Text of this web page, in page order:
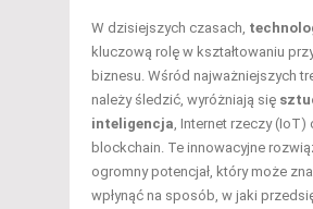
W dzisiejszych czasach,
kluczową rolę w kształtowaniu
biznesu. Wśród najważniejszych
należy śledzić, wyróżniają się
inteligencja , Internet rzeczy (IoT)
blockchain. Te innowacyjne
ogromny potencjał, który może
wpłynąć na sposób, w jaki